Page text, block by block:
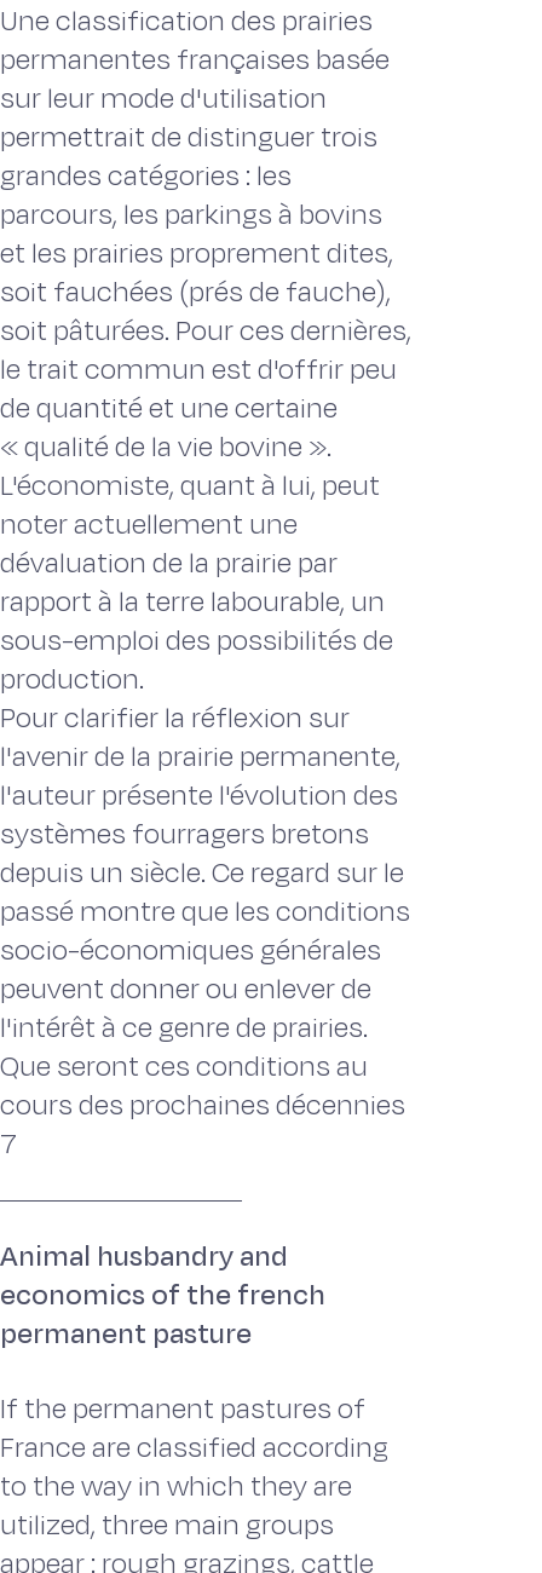
Une classification des prairies
permanentes françaises basée
sur leur mode d'utilisation
permettrait de distinguer trois
grandes catégories : les
parcours, les parkings à bovins
et les prairies proprement dites,
soit fauchées (prés de fauche),
soit pâturées. Pour ces dernières,
le trait commun est d'offrir peu
de quantité et une certaine
« qualité de la vie bovine ».
L'économiste, quant à lui, peut
noter actuellement une
dévaluation de la prairie par
rapport à la terre labourable, un
sous-emploi des possibilités de
production.
Pour clarifier la réflexion sur
l'avenir de la prairie permanente,
l'auteur présente l'évolution des
systèmes fourragers bretons
depuis un siècle. Ce regard sur le
passé montre que les conditions
socio-économiques générales
peuvent donner ou enlever de
l'intérêt à ce genre de prairies.
Que seront ces conditions au
cours des prochaines décennies
7
Animal husbandry and
economics of the french
permanent pasture
If the permanent pastures of
France are classified according
to the way in which they are
utilized, three main groups
appear : rough grazings, cattle